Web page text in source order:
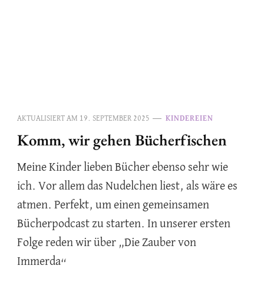
AKTUALISIERT AM 19. SEPTEMBER 2025 KINDEREIEN
Komm, wir gehen Bücherfischen
Meine Kinder lieben Bücher ebenso sehr wie
ich. Vor allem das Nudelchen liest, als wäre es
atmen. Perfekt, um einen gemeinsamen
Bücherpodcast zu starten. In unserer ersten
Folge reden wir über „Die Zauber von
Immerda“